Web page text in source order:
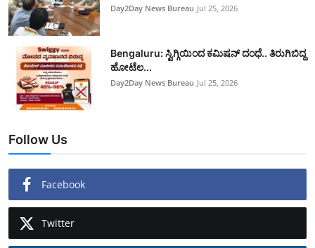
Day2Day News Bureau Jul 25, 2026
Bengaluru: ಸ್ವಿಗ್ಗಿಯಿಂದ ಕಮಿಷನ್ ದಂಧೆ.. ತಿರುಗಿಬಿದ್ದ
ಹೋಟೆಲ...
Day2Day News Bureau Jul 25, 2026
Follow Us
Facebook
Twitter